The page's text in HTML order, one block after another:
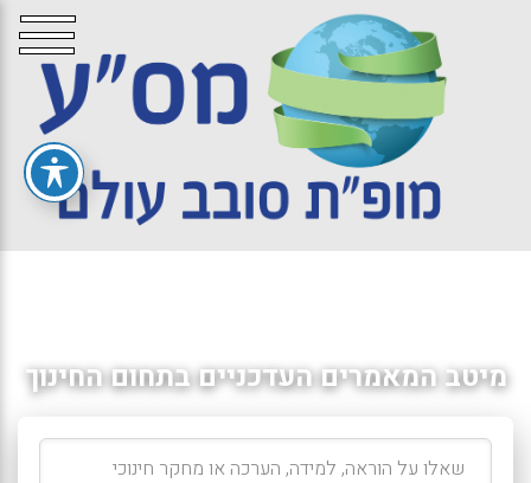
מיטב המאמרים העדכניים בתחום החינוך